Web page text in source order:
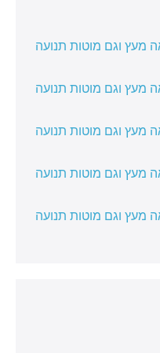
מעץ וגם מוטות תנועה
מעץ וגם מוטות תנועה
מעץ וגם מוטות תנועה
מעץ וגם מוטות תנועה
מעץ וגם מוטות תנועה